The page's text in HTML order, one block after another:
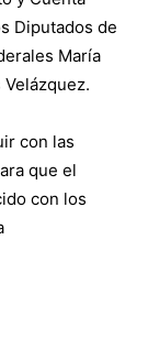
Diputados de
María
con las
que el
con los